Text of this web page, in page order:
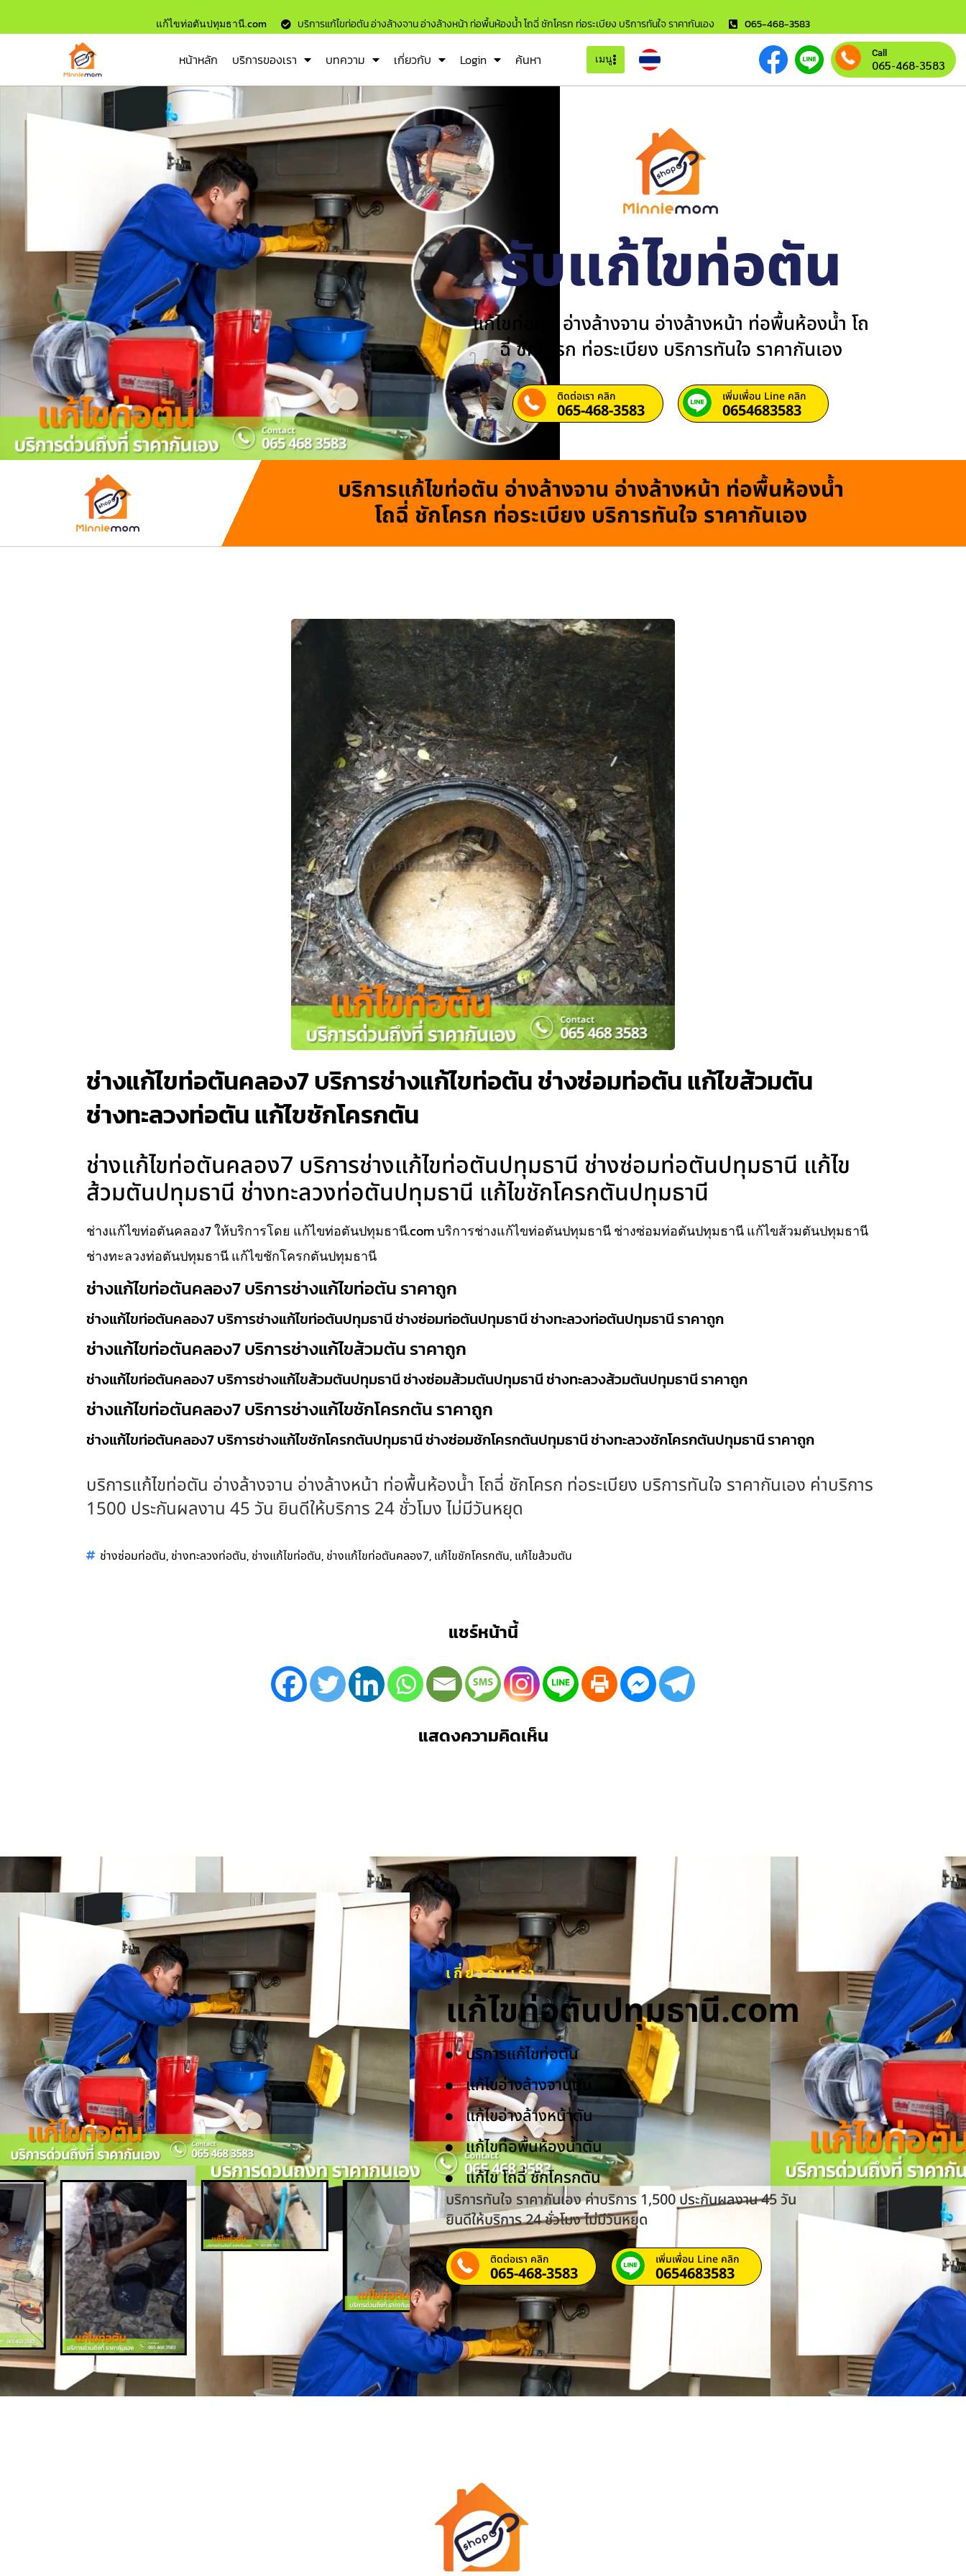
แก้ไขท่อตันปทุมธานี.com บริการแก้ไขท่อตัน อ่างล้างจาน อ่างล้างหน้า ท่อพื้นห้องน้ำ โถฉี่ ชักโครก ท่อระเบียง บริการทันใจ ราคากันเอง 065-468-3583
หน้าหลัก บริการของเรา บทความ เกี่ยวกับ Login ค้นหา เมนู Call
065-468-3583
รับแก้ไขท่อตัน
แก้ไขท่อตัน อ่างล้างจาน อ่างล้างหน้า ท่อพื้นห้องน้ำ โถ
ฉี่ ชักโครก ท่อระเบียง บริการทันใจ ราคากันเอง
ติดต่อเรา คลิก
065-468-3583
เพิ่มเพื่อน Line คลิก
0654683583
บริการแก้ไขท่อตัน อ่างล้างจาน อ่างล้างหน้า ท่อพื้นห้องน้ำ
โถฉี่ ชักโครก ท่อระเบียง บริการทันใจ ราคากันเอง
ช่างแก้ไขท่อตันคลอง7 บริการช่างแก้ไขท่อตัน ช่างซ่อมท่อตัน แก้ไขส้วมตัน
ช่างทะลวงท่อตัน แก้ไขชักโครกตัน
ช่างแก้ไขท่อตันคลอง7 บริการช่างแก้ไขท่อตันปทุมธานี ช่างซ่อมท่อตันปทุมธานี แก้ไข
ส้วมตันปทุมธานี ช่างทะลวงท่อตันปทุมธานี แก้ไขชักโครกตันปทุมธานี
ช่างแก้ไขท่อตันคลอง7 ให้บริการโดย แก้ไขท่อตันปทุมธานี.com บริการช่างแก้ไขท่อตันปทุมธานี ช่างซ่อมท่อตันปทุมธานี แก้ไขส้วมตันปทุมธานี
ช่างทะลวงท่อตันปทุมธานี แก้ไขชักโครกตันปทุมธานี
ช่างแก้ไขท่อตันคลอง7 บริการช่างแก้ไขท่อตัน ราคาถูก
ช่างแก้ไขท่อตันคลอง7 บริการช่างแก้ไขท่อตันปทุมธานี ช่างซ่อมท่อตันปทุมธานี ช่างทะลวงท่อตันปทุมธานี ราคาถูก
ช่างแก้ไขท่อตันคลอง7 บริการช่างแก้ไขส้วมตัน ราคาถูก
ช่างแก้ไขท่อตันคลอง7 บริการช่างแก้ไขส้วมตันปทุมธานี ช่างซ่อมส้วมตันปทุมธานี ช่างทะลวงส้วมตันปทุมธานี ราคาถูก
ช่างแก้ไขท่อตันคลอง7 บริการช่างแก้ไขชักโครกตัน ราคาถูก
ช่างแก้ไขท่อตันคลอง7 บริการช่างแก้ไขชักโครกตันปทุมธานี ช่างซ่อมชักโครกตันปทุมธานี ช่างทะลวงชักโครกตันปทุมธานี ราคาถูก
บริการแก้ไขท่อตัน อ่างล้างจาน อ่างล้างหน้า ท่อพื้นห้องน้ำ โถฉี่ ชักโครก ท่อระเบียง บริการทันใจ ราคากันเอง ค่าบริการ
1500 ประกันผลงาน 45 วัน ยินดีให้บริการ 24 ชั่วโมง ไม่มีวันหยุด
ช่างซ่อมท่อตัน, ช่างทะลวงท่อตัน, ช่างแก้ไขท่อตัน, ช่างแก้ไขท่อตันคลอง7, แก้ไขชักโครกตัน, แก้ไขส้วมตัน
แชร์หน้านี้
แสดงความคิดเห็น
เกี่ยวกับเรา
แก้ไขท่อตันปทุมธานี.com
บริการแก้ไขท่อตัน
แก้ไขอ่างล้างจานตัน
แก้ไขอ่างล้างหน้าตัน
แก้ไขท่อพื้นห้องน้ำตัน
แก้ไข โถฉี่ ชักโครกตัน
บริการทันใจ ราคากันเอง ค่าบริการ 1,500 ประกันผลงาน 45 วัน
ยินดีให้บริการ 24 ชั่วโมง ไม่มีวันหยุด
ติดต่อเรา คลิก
065-468-3583
เพิ่มเพื่อน Line คลิก
0654683583